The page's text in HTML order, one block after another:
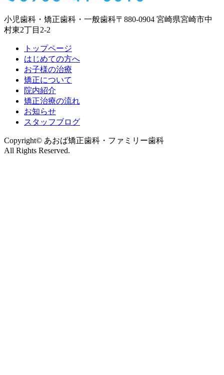
小児歯科・矯正歯科・一般歯科〒880-0904 宮崎県宮崎市中
村東2丁目2-2
トップページ
はじめての方へ
お子様の治療
矯正について
院内紹介
矯正治療の流れ
お知らせ
スタッフブログ
Copyright© あおば矯正歯科・ファミリー歯科
All Rights Reserved.